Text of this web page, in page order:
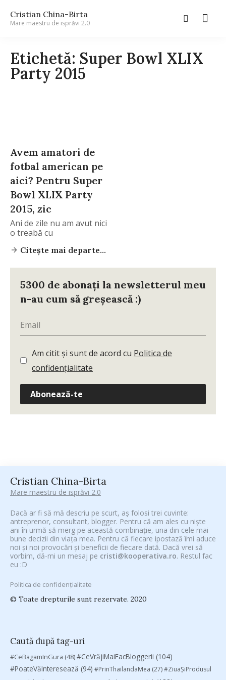
Cristian China-Birta
Mare maestru de isprăvi 2.0
Etichetă: Super Bowl XLIX
Party 2015
Avem amatori de
fotbal american pe
aici? Pentru Super
Bowl XLIX Party
2015, zic
Ani de zile nu am avut nici
o treabă cu
Citește mai departe...
5300 de abonați la newsletterul meu
n-au cum să greșească :)
Am citit și sunt de acord cu Politica de
confidențialitate
Abonează-te
Cristian China-Birta
Mare maestru de isprăvi 2.0
Dacă ar fi să mă descriu pe scurt, aș folosi trei cuvinte:
antreprenor, consultant, blogger. Pentru că am ales cu niște
ani în urmă să merg pe această combinație, una din cele mai
bune decizii din viața mea. Pentru că fiecare ipostază îmi aduce
noi și noi provocări și beneficii de fiecare dată. Dacă vrei să
vorbim, dă-mi un mesaj pe cristi@kooperativa.ro. Restul fac
eu :D
Politica de confidențialitate
© Toate drepturile sunt rezervate. 2020
Caută după tag-uri
#CeBagamInGura (48)#CeVrăjiMaiFacBloggerii (104)
#PoateVăInteresează (94) #PrinThailandaMea (27)#ZiuaȘiProdusul